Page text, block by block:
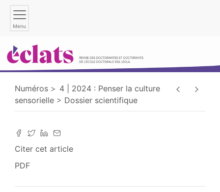
Menu
Numéros
4 | 2024 : Penser la culture
sensorielle
Dossier scientifique
Citer cet article
PDF